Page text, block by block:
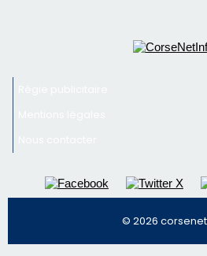
© 2026